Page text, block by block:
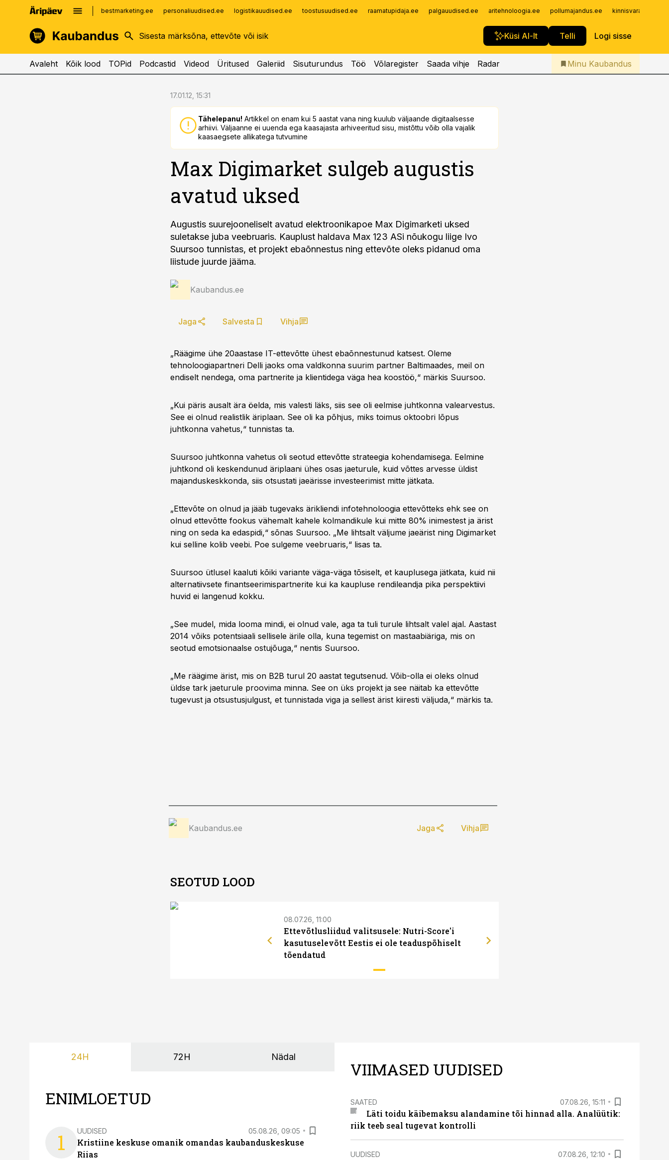
bestmarketing.ee personaliuudised.ee logistikauudised.ee toostusuudised.ee raamatupidaja.ee palgauudised.ee aritehnoloogia.ee pollumajandus.ee
Küsi AI-lt Telli Logi sisse
kinnisvarauudised.ee
logistikauudised.ee
imelineajalugu.ee
Infopank
Iseteenindus
Telli Kaubandus
Avaleht Kõik lood TOPid Podcastid Videod Üritused Galeriid Sisuturundus Töö Võlaregister Saada vihje Radar Minu Kaubandus
17.01.12, 15:31
Tähelepanu! Artikkel on enam kui 5 aastat vana ning kuulub väljaande digitaalsesse
arhiivi. Väljaanne ei uuenda ega kaasajasta arhiveeritud sisu, mistõttu võib olla vajalik
kaasaegsete allikatega tutvumine
Max Digimarket sulgeb augustis
avatud uksed
Augustis suurejooneliselt avatud elektroonikapoe Max Digimarketi uksed
suletakse juba veebruaris. Kauplust haldava Max 123 ASi nõukogu liige Ivo
Suursoo tunnistas, et projekt ebaõnnestus ning ettevõte oleks pidanud oma
liistude juurde jääma.
Kaubandus.ee
Jaga Salvesta Vihja
„Räägime ühe 20aastase IT-ettevõtte ühest ebaõnnestunud katsest. Oleme
tehnoloogiapartneri Delli jaoks oma valdkonna suurim partner Baltimaades, meil on
endiselt nendega, oma partnerite ja klientidega väga hea koostöö,“ märkis Suursoo.
„Kui päris ausalt ära öelda, mis valesti läks, siis see oli eelmise juhtkonna valearvestus.
See ei olnud realistlik äriplaan. See oli ka põhjus, miks toimus oktoobri lõpus
juhtkonna vahetus,“ tunnistas ta.
Suursoo juhtkonna vahetus oli seotud ettevõtte strateegia kohendamisega. Eelmine
juhtkond oli keskendunud äriplaani ühes osas jaeturule, kuid võttes arvesse üldist
majanduskeskkonda, siis otsustati jaeärisse investeerimist mitte jätkata.
„Ettevõte on olnud ja jääb tugevaks ärikliendi infotehnoloogia ettevõtteks ehk see on
olnud ettevõtte fookus vähemalt kahele kolmandikule kui mitte 80% inimestest ja ärist
ning on seda ka edaspidi,“ sõnas Suursoo. „Me lihtsalt väljume jaeärist ning Digimarket
kui selline kolib veebi. Poe sulgeme veebruaris,“ lisas ta.
Suursoo ütlusel kaaluti kõiki variante väga-väga tõsiselt, et kauplusega jätkata, kuid nii
alternatiivsete finantseerimispartnerite kui ka kaupluse rendileandja pika perspektiivi
huvid ei langenud kokku.
„See mudel, mida looma mindi, ei olnud vale, aga ta tuli turule lihtsalt valel ajal. Aastast
2014 võiks potentsiaali sellisele ärile olla, kuna tegemist on mastaabiäriga, mis on
seotud emotsionaalse ostujõuga,“ nentis Suursoo.
„Me räägime ärist, mis on B2B turul 20 aastat tegutsenud. Võib-olla ei oleks olnud
üldse tark jaeturule proovima minna. See on üks projekt ja see näitab ka ettevõtte
tugevust ja otsustusjulgust, et tunnistada viga ja sellest ärist kiiresti väljuda,“ märkis ta.
Kaubandus.ee Jaga Vihja
SEOTUD LOOD
08.07.26, 11:00
Ettevõtlusliidud valitsusele: Nutri-Score'i
kasutuselevõtt Eestis ei ole teaduspõhiselt
tõendatud
24H 72H Nädal
ENIMLOETUD
1 UUDISED 05.08.26, 09:05
Kristiine keskuse omanik omandas kaubanduskeskuse
Riias
VIIMASED UUDISED
SAATED 07.08.26, 15:11
Läti toidu käibemaksu alandamine tõi hinnad alla. Analüütik:
riik teeb seal tugevat kontrolli
UUDISED 07.08.26, 12:10